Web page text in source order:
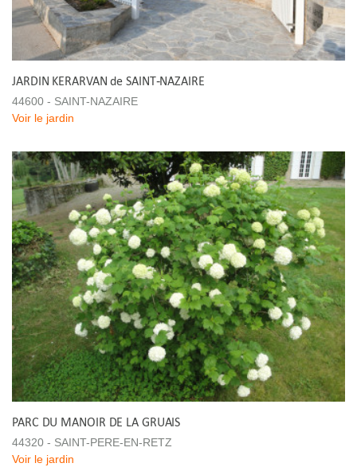
JARDIN KERARVAN de SAINT-NAZAIRE
44600 - SAINT-NAZAIRE
Voir le jardin
PARC DU MANOIR DE LA GRUAIS
44320 - SAINT-PERE-EN-RETZ
Voir le jardin